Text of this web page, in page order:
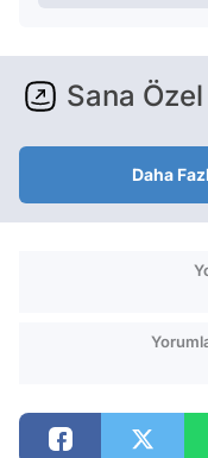
Sana
Daha